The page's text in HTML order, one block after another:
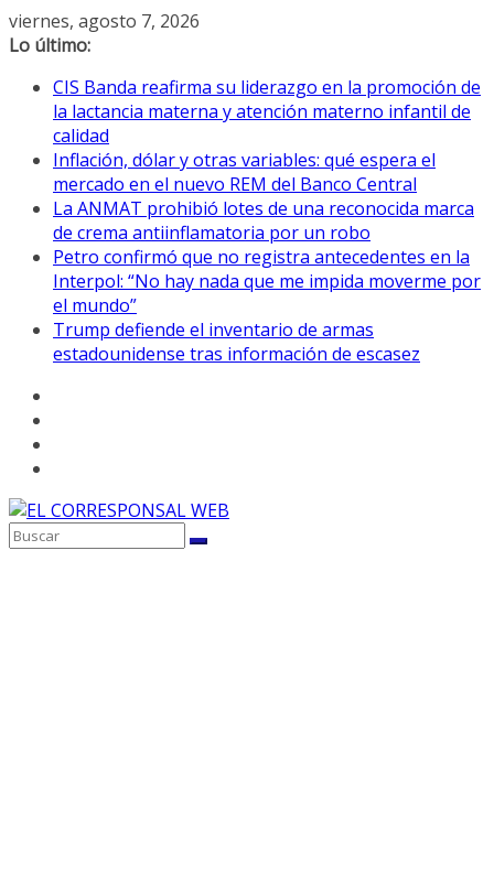
Saltar
al
viernes, agosto 7, 2026
Lo último:
CIS Banda reafirma su liderazgo en la promoción de
la lactancia materna y atención materno infantil de
calidad
Inflación, dólar y otras variables: qué espera el
mercado en el nuevo REM del Banco Central
La ANMAT prohibió lotes de una reconocida marca
de crema antiinflamatoria por un robo
Petro confirmó que no registra antecedentes en la
Interpol: “No hay nada que me impida moverme por
el mundo”
Trump defiende el inventario de armas
estadounidense tras información de escasez